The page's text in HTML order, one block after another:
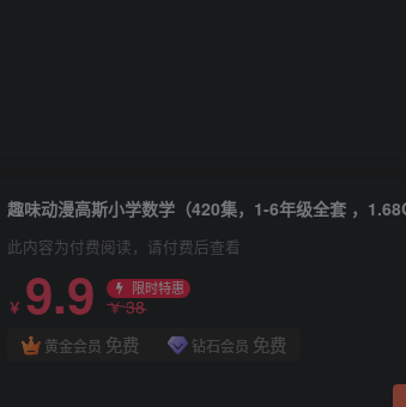
趣味动漫高斯小学数学（420集，1-6年级全套 ，
此内容为付费阅读，请付费后查看
￥ 9.9 限时特惠
￥38
黄金会员 免费 钻石会员 免费